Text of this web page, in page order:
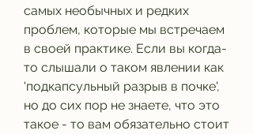
самых необычных и редких
проблем, которые мы встречаем
в своей практике. Если вы когда-
то слышали о таком явлении как
'подкапсульный разрыв в почке',
но до сих пор не знаете, что это
такое - то вам обязательно стоит